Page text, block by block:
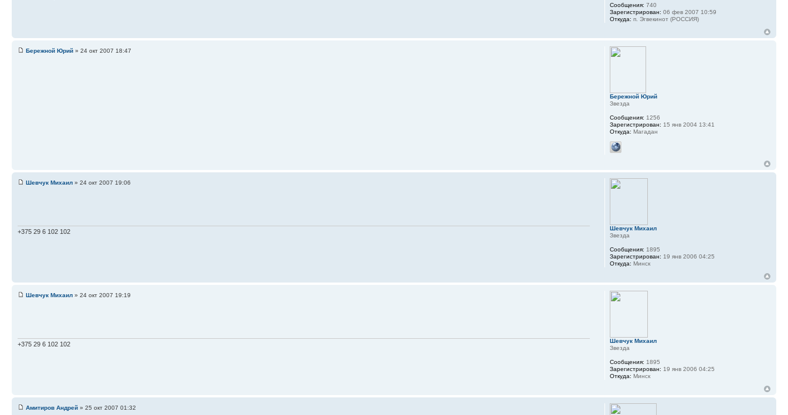
Сообщения: 740
Зарегистрирован: 06 фев 2007 10:59
Откуда: п. Эгвекинот (РОССИЯ)
Бережной Юрий » 24 окт 2007 18:47
Бережной Юрий
Звезда
Сообщения: 1256
Зарегистрирован: 15 янв 2004 13:41
Откуда: Магадан
Шевчук Михаил » 24 окт 2007 19:06
+375 29 6 102 102
Шевчук Михаил
Звезда
Сообщения: 1895
Зарегистрирован: 19 янв 2006 04:25
Откуда: Минск
Шевчук Михаил » 24 окт 2007 19:19
+375 29 6 102 102
Шевчук Михаил
Звезда
Сообщения: 1895
Зарегистрирован: 19 янв 2006 04:25
Откуда: Минск
Амитиров Андрей » 25 окт 2007 01:32